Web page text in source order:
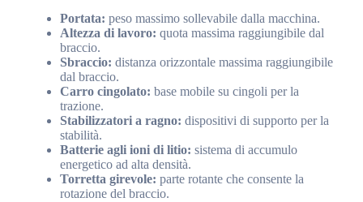
Portata: peso massimo sollevabile dalla macchina.
Altezza di lavoro: quota massima raggiungibile dal
braccio.
Sbraccio: distanza orizzontale massima raggiungibile
dal braccio.
Carro cingolato: base mobile su cingoli per la
trazione.
Stabilizzatori a ragno: dispositivi di supporto per la
stabilità.
Batterie agli ioni di litio: sistema di accumulo
energetico ad alta densità.
Torretta girevole: parte rotante che consente la
rotazione del braccio.